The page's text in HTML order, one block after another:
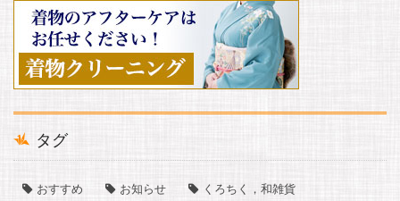
タグ
おすすめ お知らせ くろちく，和雑貨